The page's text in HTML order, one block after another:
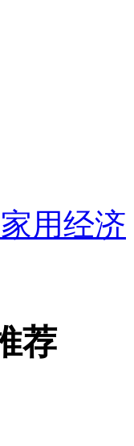
用经济
荐